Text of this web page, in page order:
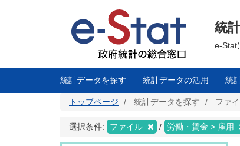
に
統
e-Stat
統計データを探す 統計データの活用 統
トップページ 統計データを探す ファ
選択条件: ファイル 労働・賃金 > 雇用